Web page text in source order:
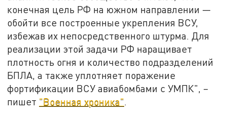
конечная цель РФ на южном направлении —
обойти все построенные укрепления ВСУ,
избежав их непосредственного штурма. Для
реализации этой задачи РФ наращивает
плотность огня и количество подразделений
БПЛА, а также уплотняет поражение
фортификации ВСУ авиабомбами с УМПК", –
пишет "Военная хроника".